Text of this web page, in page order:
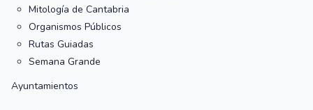
Mitología de Cantabria
Organismos Públicos
Rutas Guiadas
Semana Grande
Ayuntamientos